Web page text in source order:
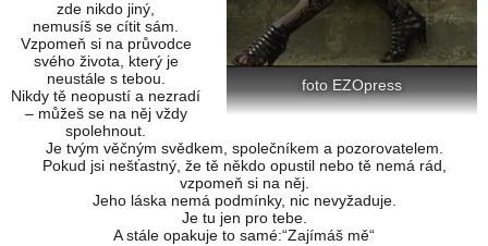
foto EZOpress
zde nikdo jiný,
nemusíš se cítit sám.
Vzpomeň si na průvodce
svého života, který je
neustále s tebou.
Nikdy tě neopustí a nezradí
– můžeš se na něj vždy
spolehnout.
Je tvým věčným svědkem, společníkem a pozorovatelem.
Pokud jsi nešťastný, že tě někdo opustil nebo tě nemá rád,
vzpomeň si na něj.
Jeho láska nemá podmínky, nic nevyžaduje.
Je tu jen pro tebe.
A stále opakuje to samé:“Zajímáš mě“